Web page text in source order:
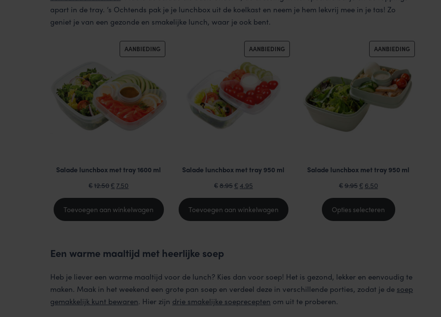
apart in de tray. ’s Ochtends pak je je lunchbox uit de koelkast en neem je hem lekvrij mee in je tas! Zo
geniet je van een gezonde en smakelijke lunch, waar je ook bent.
AANBIEDINGPRODUCT
Salade lunchbox met tray 1600 ml
€ 12.50Oorspronkelijke
prijs
was:
€12.50.
€ 7.50
prijs
is:
€7.50.
Toevoegen aan winkelwagen
AANBIEDINGPRODUCT
UITVERKOOP
Salade lunchbox met tray 950 ml
€ 8.95Oorspronkelijke
prijs
was:
€8.95.
€ 4.95Huidige
prijs
is:
€4.95.
Toevoegen aan winkelwagen
AANBIEDINGPRODUCT
DE
Salade lunchbox met tray 950 ml
€ 9.95Oorspronkelijke
prijs
was:
€9.95.
€ 6.50Huidige
prijs
is:
€6.50.
Opties selecteren
Een warme maaltijd met heerlijke soep
Heb je liever een warme maaltijd voor de lunch? Kies dan voor soep! Het is gezond, lekker en eenvoudig te
maken. Maak in het weekend een grote pan soep en verdeel deze in verschillende porties, zodat je de soep
gemakkelijk kunt bewaren. Hier zijn drie smakelijke soeprecepten om uit te proberen.